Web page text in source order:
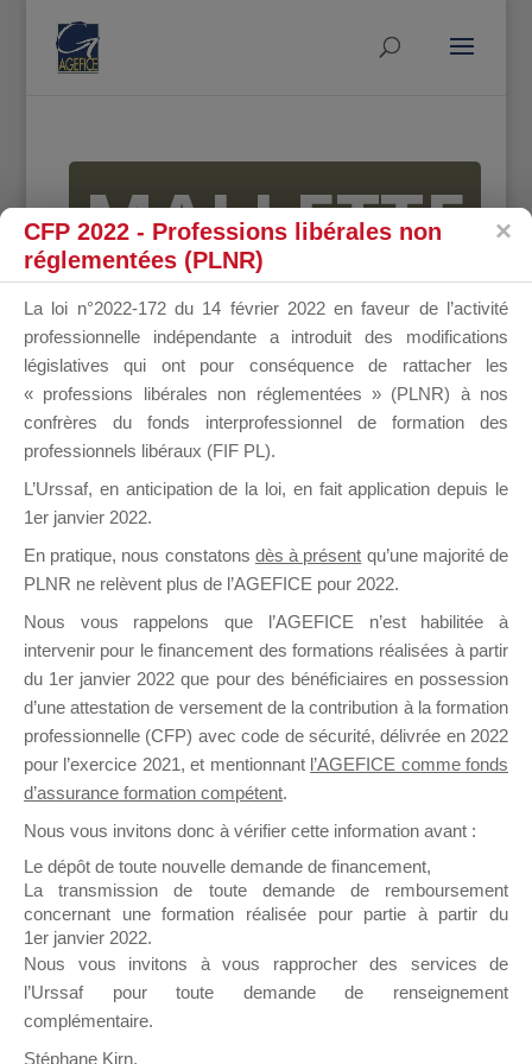
MALLETTE
DU
DIRIGEANT
il y a un mois
Ce groupe est destiné aux Organismes de
Formation qui souhaitent répondre à l’Appel à
Propositions Mallette du Dirigeant.
Ce groupe propose un forum dédié au support
sur lequel il est possible de laisser un message
ou poser une question.
NB : Il est nécessaire d’être
pouvoir rejoindre ce groupe
CFP 2022 - Professions libérales non
réglementées (PLNR)
La loi n°2022-172 du 14 février 2022 en faveur de l’activité
professionnelle indépendante a introduit des modifications
législatives qui ont pour conséquence de rattacher les
« professions libérales non réglementées » (PLNR) à nos
confrères du fonds interprofessionnel de formation des
professionnels libéraux (FIF PL).
L’Urssaf, en anticipation de la loi, en fait application depuis le
1er janvier 2022.
En pratique, nous constatons dès à présent qu’une majorité de
PLNR ne relèvent plus de l’AGEFICE pour 2022.
Nous vous rappelons que l’AGEFICE n’est habilitée à
intervenir pour le financement des formations réalisées à partir
du 1er janvier 2022 que pour des bénéficiaires en possession
d’une attestation de versement de la contribution à la formation
professionnelle (CFP) avec code de sécurité, délivrée en 2022
pour l’exercice 2021, et mentionnant l’AGEFICE comme fonds
d’assurance formation compétent.
Nous vous invitons donc à vérifier cette information avant :
Le dépôt de toute nouvelle demande de financement,
La transmission de toute demande de remboursement
concernant une formation réalisée pour partie à partir du
1er janvier 2022.
Nous vous invitons à vous rapprocher des services de
l’Urssaf pour toute demande de renseignement
complémentaire.
Stéphane Kirn,